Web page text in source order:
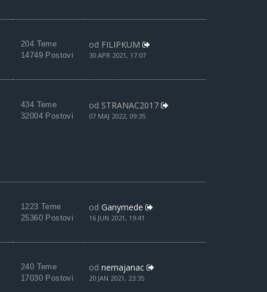
204 Teme
14749 Postovi
od FILIPKUM
30 APR 2021, 17:07
434 Teme
32004 Postovi
od STRANAC2017
07 MAJ 2022, 09:35
1223 Teme
25360 Postovi
od Ganymede
16 JUN 2021, 19:41
240 Teme
17030 Postovi
od nemajanac
20 JAN 2021, 23:35